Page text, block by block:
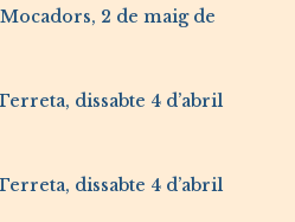
2 de maig de
dissabte 4 d’abril
dissabte 4 d’abril